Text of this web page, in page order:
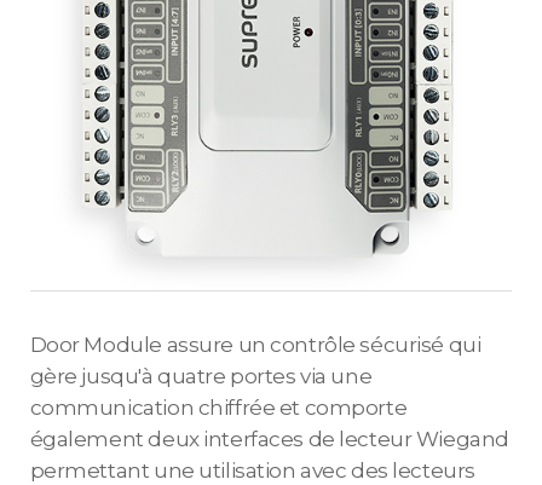
Door Module assure un contrôle sécurisé qui
gère jusqu'à quatre portes via une
communication chiffrée et comporte
également deux interfaces de lecteur Wiegand
permettant une utilisation avec des lecteurs